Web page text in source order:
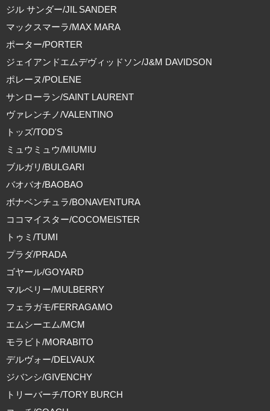
ジル サンダー/JIL SANDER
マックスマーラ/MAX MARA
ポーター/PORTER
ジェイアンドエムデヴィッドソン/J&M DAVIDSON
ポレーヌ/POLENE
サンローラン/SAINT LAURENT
ヴァレンチノ/VALENTINO
トッズ/TOD'S
ミュウミュウ/MIUMIU
ブルガリ/BULGARI
バオバオ/BAOBAO
ボナベンチュラ/BONAVENTURA
ココマイスター/COCOMEISTER
トゥミ/TUMI
プラダ/PRADA
ゴヤール/GOYARD
マルベリー/MULBERRY
フェラガモ/FERRAGAMO
エムシーエム/MCM
モラビト/MORABITO
デルヴォー/DELVAUX
ジバンシ/GIVENCHY
トリーバーチ/TORY BURCH